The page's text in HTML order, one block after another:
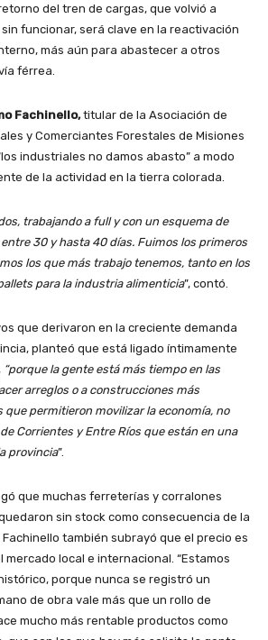
del tren de cargas, que volvió a
funcionar, será clave en la reactivación
más aún para abastecer a otros
férrea.
Fachinello,titular de la Asociación de
y Comerciantes Forestales de Misiones
industriales no damos abasto” a modo
de la actividad en la tierra colorada.
trabajando a full y con un esquema de
30 y hasta 40 días. Fuimos los primeros
los que más trabajo tenemos, tanto en los
para la industria alimenticia”, contó.
que derivaron en la creciente demanda
planteó que está ligado íntimamente
“porque la gente está más tiempo en las
arreglos o a construcciones más
que permitieron movilizar la economía, no
Corrientes y Entre Ríos que están en una
provincia”.
que muchas ferreterías y corralones
sin stock como consecuencia de la
también subrayó que el precio es
local e internacional. “Estamos
porque nunca se registró un
de obra vale más que un rollo de
mucho más rentable productos como